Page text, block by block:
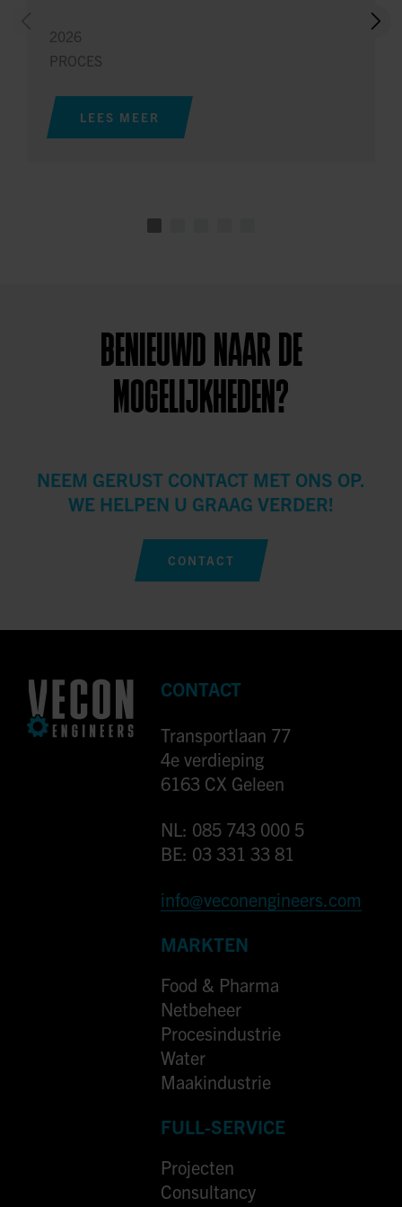
2026
PROCES
LEES MEER
BENIEUWD NAAR DE
MOGELIJKHEDEN?
NEEM GERUST CONTACT MET ONS OP.
WE HELPEN U GRAAG VERDER!
CONTACT
CONTACT
Transportlaan 77
4e verdieping
6163 CX Geleen
NL: 085 743 000 5
BE: 03 331 33 81
info@veconengineers.com
MARKTEN
Food & Pharma
Netbeheer
Procesindustrie
Water
Maakindustrie
FULL-SERVICE
Projecten
Consultancy